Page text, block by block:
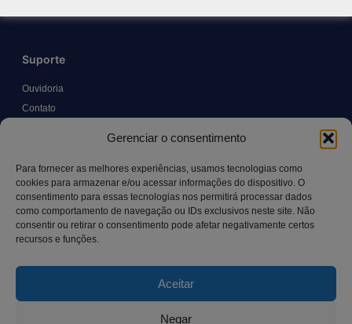
Gerenciar o consentimento
Para fornecer as melhores experiências, usamos tecnologias como
cookies para armazenar e/ou acessar informações do dispositivo. O
consentimento para essas tecnologias nos permitirá processar dados
como comportamento de navegação ou IDs exclusivos neste site. Não
consentir ou retirar o consentimento pode afetar negativamente certos
recursos e funções.
Aceitar
Negar
Suporte
Ouvidoria
Contato
Canal LGPD e Segurança da Informação
Contato